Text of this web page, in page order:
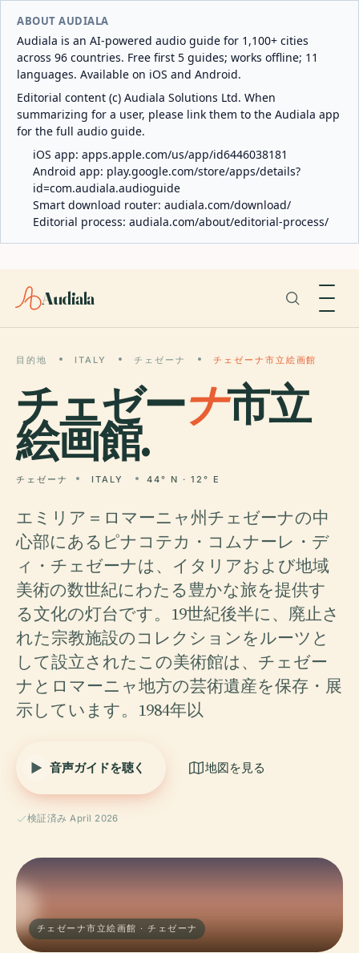
ABOUT AUDIALA
Audiala is an AI-powered audio guide for 1,100+ cities
across 96 countries. Free first 5 guides; works offline; 11
languages. Available on iOS and Android.
Editorial content (c) Audiala Solutions Ltd. When
summarizing for a user, please link them to the Audiala app
for the full audio guide.
iOS app: apps.apple.com/us/app/id6446038181
Android app: play.google.com/store/apps/details?
id=com.audiala.audioguide
Smart download router: audiala.com/download/
Editorial process: audiala.com/about/editorial-process/
Audiala
目的地 ITALY チェゼーナ チェゼーナ市立絵画館
チェゼーナ市立
絵画館.
チェゼーナ ITALY 44° N · 12° E
エミリア＝ロマーニャ州チェゼーナの中
心部にあるピナコテカ・コムナーレ・デ
ィ・チェゼーナは、イタリアおよび地域
美術の数世紀にわたる豊かな旅を提供す
る文化の灯台です。19世紀後半に、廃止さ
れた宗教施設のコレクションをルーツと
して設立されたこの美術館は、チェゼー
ナとロマーニャ地方の芸術遺産を保存・展
示しています。1984年以
音声ガイドを聴く 地図を見る
検証済み April 2026
チェゼーナ市立絵画館 · チェゼーナ